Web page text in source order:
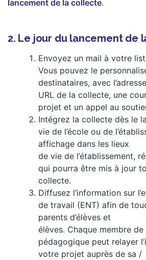
lancement de la collecte.
2. Le jour du lancement de
Envoyez un mail à votre
Vous pouvez le
destinataires, avec l’adresse
URL de la collecte, une
projet et un appel au
Intégrez la collecte dès le
vie de l’école ou de
affichage dans les lieux
de vie de l’établissement,
qui pourra être mis à jour
collecte.
Diffusez l’information sur
de travail (ENT) afin de
parents d’élèves et
élèves. Chaque membre
pédagogique peut relayer
votre projet auprès de sa /